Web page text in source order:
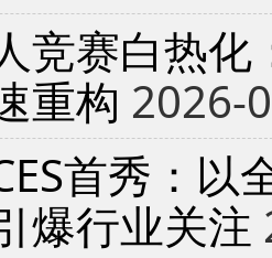
竞赛白热
重构 2026-
首秀：以
爆行业关注